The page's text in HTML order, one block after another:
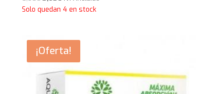
precio
6,95€.
precio
5,95€.
Solo quedan 4 en stock
¡Oferta!